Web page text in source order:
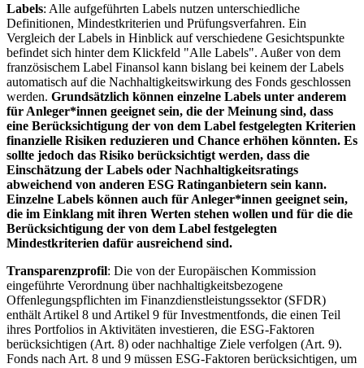
Labels: Alle aufgeführten Labels nutzen unterschiedliche
Definitionen, Mindestkriterien und Prüfungsverfahren. Ein
Vergleich der Labels in Hinblick auf verschiedene Gesichtspunkte
befindet sich hinter dem Klickfeld "Alle Labels". Außer von dem
französischem Label Finansol kann bislang bei keinem der Labels
automatisch auf die Nachhaltigkeitswirkung des Fonds geschlossen
werden. Grundsätzlich können einzelne Labels unter anderem
für Anleger*innen geeignet sein, die der Meinung sind, dass
eine Berücksichtigung der von dem Label festgelegten Kriterien
finanzielle Risiken reduzieren und Chance erhöhen könnten. Es
sollte jedoch das Risiko berücksichtigt werden, dass die
Einschätzung der Labels oder Nachhaltigkeitsratings
abweichend von anderen ESG Ratinganbietern sein kann.
Einzelne Labels können auch für Anleger*innen geeignet sein,
die im Einklang mit ihren Werten stehen wollen und für die die
Berücksichtigung der von dem Label festgelegten
Mindestkriterien dafür ausreichend sind.
Transparenzprofil: Die von der Europäischen Kommission
eingeführte Verordnung über nachhaltigkeitsbezogene
Offenlegungspflichten im Finanzdienstleistungssektor (SFDR)
enthält Artikel 8 und Artikel 9 für Investmentfonds, die einen Teil
ihres Portfolios in Aktivitäten investieren, die ESG-Faktoren
berücksichtigen (Art. 8) oder nachhaltige Ziele verfolgen (Art. 9).
Fonds nach Art. 8 und 9 müssen ESG-Faktoren berücksichtigen, um